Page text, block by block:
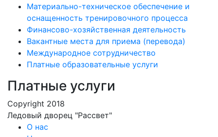
Материально-техническое обеспечение и
оснащенность тренировочного процесса
Финансово-хозяйственная деятельность
Вакантные места для приема (перевода)
Международное сотрудничество
Платные образовательные услуги
Платные услуги
Copyright 2018
Ледовый дворец "Рассвет"
О нас